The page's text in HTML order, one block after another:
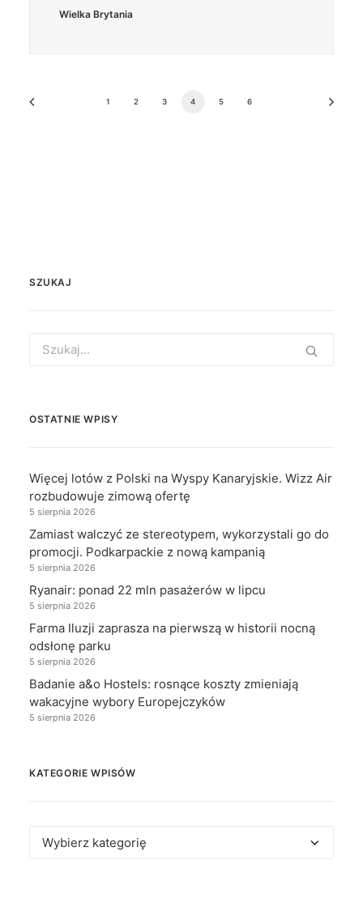
Wielka Brytania
1 2 3 4 5 6
SZUKAJ
for:
OSTATNIE WPISY
Więcej lotów z Polski na Wyspy Kanaryjskie. Wizz Air
rozbudowuje zimową ofertę
5 sierpnia 2026
Zamiast walczyć ze stereotypem, wykorzystali go do
promocji. Podkarpackie z nową kampanią
5 sierpnia 2026
Ryanair: ponad 22 mln pasażerów w lipcu
5 sierpnia 2026
Farma Iluzji zaprasza na pierwszą w historii nocną
odsłonę parku
5 sierpnia 2026
Badanie a&o Hostels: rosnące koszty zmieniają
wakacyjne wybory Europejczyków
5 sierpnia 2026
KATEGORIE WPISÓW
Kategorie